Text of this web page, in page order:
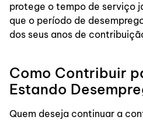
protege o tempo de serviço
que o período de
dos seus anos de
Como Contribuir
Estando
Quem deseja continuar a